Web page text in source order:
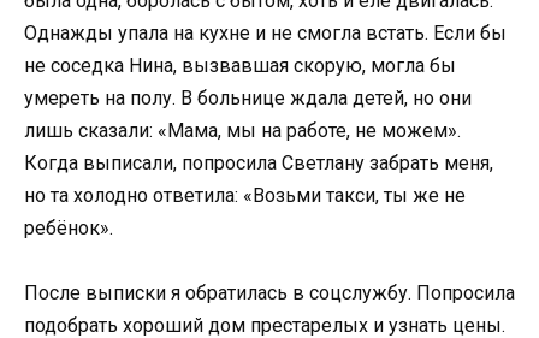
Однажды упала на кухне и не смогла встать. Если бы
не соседка Нина, вызвавшая скорую, могла бы
умереть на полу. В больнице ждала детей, но они
лишь сказали: «Мама, мы на работе, не можем».
Когда выписали, попросила Светлану забрать меня,
но та холодно ответила: «Возьми такси, ты же не
ребёнок».
После выписки я обратилась в соцслужбу. Попросила
подобрать хороший дом престарелых и узнать цены.